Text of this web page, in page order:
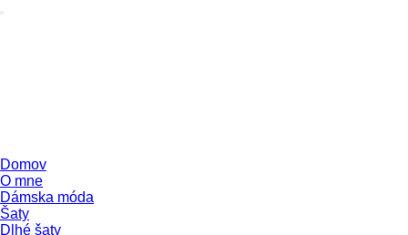
Domov
O mne
Dámska móda
Šaty
Dlhé šaty